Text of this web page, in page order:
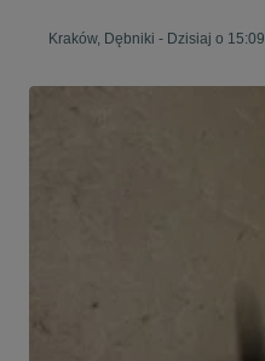
Kraków, Dębniki - Dzisiaj o 15:09